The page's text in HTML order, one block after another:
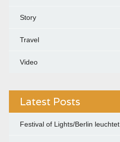
Story
Travel
Video
Latest Posts
Festival of Lights/Berlin leuchtet